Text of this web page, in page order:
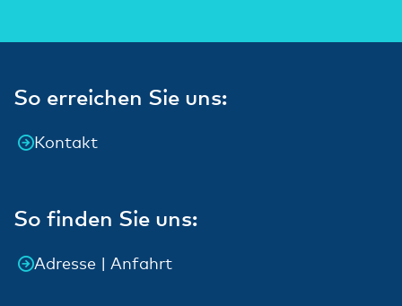
So erreichen Sie uns:
Kontakt
So finden Sie uns:
Adresse | Anfahrt